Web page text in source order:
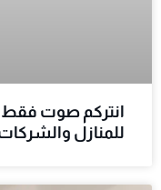
انتركم صوت فقط
للمنازل